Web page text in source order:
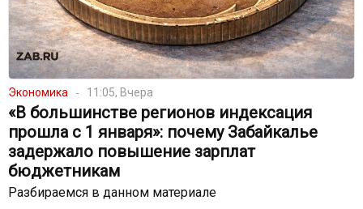
Экономика 11:05, Вчера
«В большинстве регионов индексация
прошла с 1 января»: почему Забайкалье
задержало повышение зарплат
бюджетникам
Разбираемся в данном материале